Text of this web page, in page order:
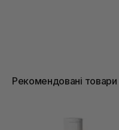
Рекомендовані товари